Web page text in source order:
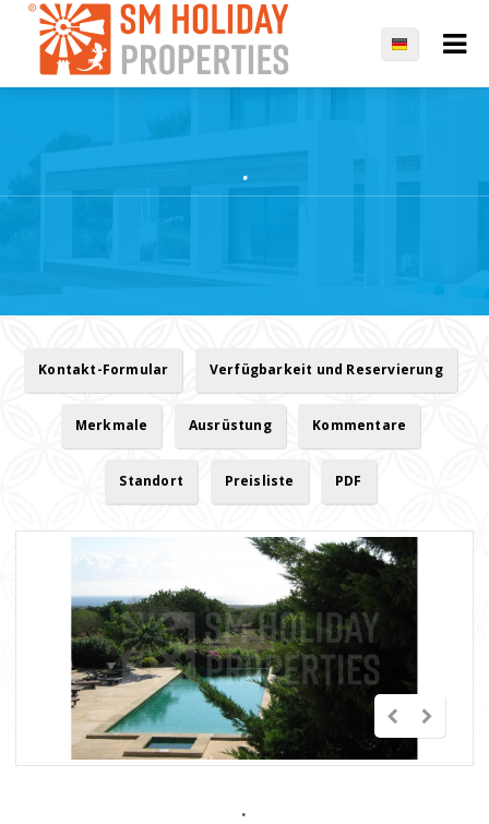
.
Kontakt-Formular Verfügbarkeit und Reservierung
Merkmale Ausrüstung Kommentare
Standort Preisliste PDF
.